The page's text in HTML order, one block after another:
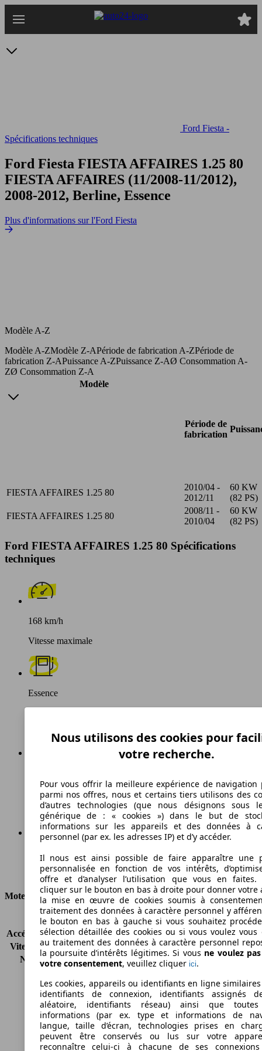
au
Ford Fiesta -
Spécifications techniques
Ford Fiesta FIESTA AFFAIRES 1.25 80
FIESTA AFFAIRES (11/2008-11/2012),
2008-2012, Berline, Essence
Plus d'informations sur l'Ford Fiesta
Modèle A-Z
Modèle A-ZModèle Z-APériode de fabrication A-ZPériode de
fabrication Z-APuissance A-ZPuissance Z-AØ Consommation A-
ZØ Consommation Z-A
Modèle
Période de
fabrication
FIESTA AFFAIRES 1.25 80
2010/04 -
2012/11
60 KW
(82 PS)
FIESTA AFFAIRES 1.25 80
2008/11 -
2010/04
60 KW
(82 PS)
Ford FIESTA AFFAIRES 1.25 80 Spécifications
techniques
168 km/h
Vitesse maximale
Essence
Émissions de CO2 (combinées)*
Ø 5.6 l/100km
Consommation
Moteur et Puissance
KW (CH)
60 kW (82 PS)
Accélération (0-100 km/h) 13.3s
Vitesse maximale (km/h)
168 km/h
Nombre de vitesses
5
Cylindrée
1242 ccm
Carburant
Essence
Cylindres
4
Transmission
Boîte manuelle
Type de traction
Traction avant
Nous utilisons des cookies pour
votre recherche.
Pour vous offrir la meilleure expérience de navigation
parmi nos offres, nous et certains tiers utilisons des
d’autres technologies (que nous désignons sous
générique de : « cookies ») dans le but de
informations sur les appareils et des données à
personnel (par ex. les adresses IP) et d’y accéder.
Il nous est ainsi possible de faire apparaître une
personnalisée en fonction de vos intérêts,
offre et d’analyser l’utilisation que vous en faites.
cliquer sur le bouton en bas à droite pour donner votre
la mise en œuvre de cookies soumis à
traitement des données à caractère personnel y
le bouton en bas à gauche si vous souhaitez
sélection détaillée des cookies ou si vous voulez vous
au traitement des données à caractère personnel
la poursuite d’intérêts légitimes. Si vous ne voulez
votre consentement, veuillez cliquer ici.
Les cookies, appareils ou identifiants en ligne
identifiants de connexion, identifiants assignés
aléatoire, identifiants réseau) ainsi que
informations (par ex. type et informations de
langue, taille d’écran, technologies prises en
peuvent être conservés ou lus sur votre
reconnaître celui-ci à chacune de ses